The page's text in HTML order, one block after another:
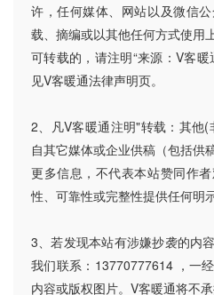
许，任何媒体、网站以及微信
载、摘编或以其他任何方式使用
可转载的，请注明“来源：V客
见V客暖通法律声明页。
2、凡V客暖通注明"转载：其他
自其它媒体或企业供稿（包括供
更多信息，不代表本站赞同作
性、可靠性或完整性提供任何明
3、若发现本站有涉嫌抄袭的内
我们联系：13770777614 ，一
内容或版权图片。V客暖通将不